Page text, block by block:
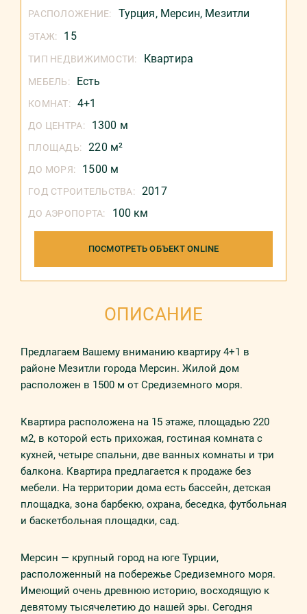
РАСПОЛОЖЕНИЕ: Турция, Мерсин, Мезитли
ЭТАЖ: 15
ТИП НЕДВИЖИМОСТИ: Квартира
МЕБЕЛЬ: Есть
КОМНАТ: 4+1
ДО ЦЕНТРА: 1300 м
ПЛОЩАДЬ: 220 м²
ДО МОРЯ: 1500 м
ГОД СТРОИТЕЛЬСТВА: 2017
ДО АЭРОПОРТА: 100 км
ПОСМОТРЕТЬ ОБЪЕКТ ONLINE
ОПИСАНИЕ
Предлагаем Вашему вниманию квартиру 4+1 в
районе Мезитли города Мерсин. Жилой дом
расположен в 1500 м от Средиземного моря.
Квартира расположена на 15 этаже, площадью 220
м2, в которой есть прихожая, гостиная комната с
кухней, четыре спальни, две ванных комнаты и три
балкона. Квартира предлагается к продаже без
мебели. На территории дома есть бассейн, детская
площадка, зона барбекю, охрана, беседка, футбольная
и баскетбольная площадки, сад.
Мерсин — крупный город на юге Турции,
расположенный на побережье Средиземного моря.
Имеющий очень древнюю историю, восходящую к
девятому тысячелетию до нашей эры. Сегодня